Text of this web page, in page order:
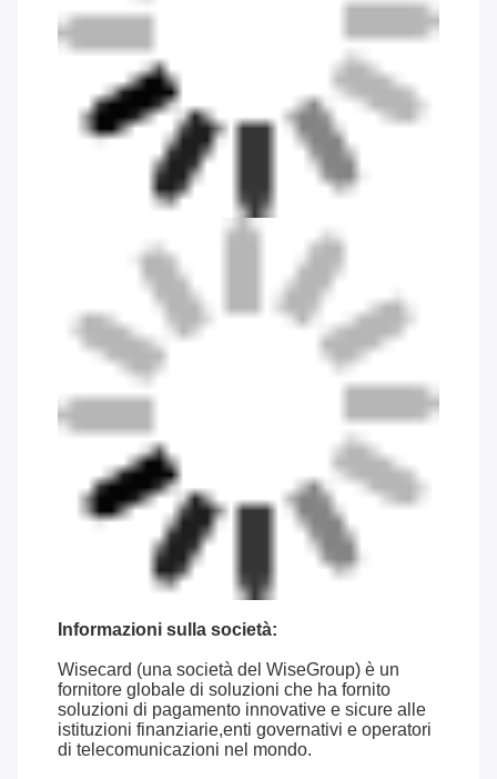
Informazioni sulla società:
Wisecard (una società del WiseGroup) è un
fornitore globale di soluzioni che ha fornito
soluzioni di pagamento innovative e sicure alle
istituzioni finanziarie,enti governativi e operatori
di telecomunicazioni nel mondo.